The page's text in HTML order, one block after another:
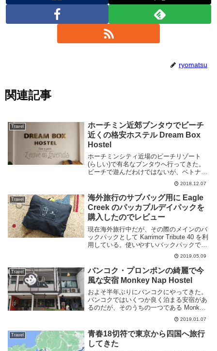
ryomatsu
関連記事
Travel
ホーチミン近郊ブンタウでビーチ
近くの格安ホステル Dream Box
Hostel
ホーチミンシティ近場のビーチリゾート
(らしい)で有名なブンタウへ行ってきた。
ビーチで遊んだわけではないが、ベトナム
の地方都市という感じでのんびりとした雰
囲気の良いところだ。ブンタウ滞在時には
Dream Box Hostel という格安ホス...
2018.12.07
Travel
海外旅行のサブバッグ用に Eagle
Creek のパッカブルデイパックを
購入したのでレビュー
現在海外旅行中だが、その際のメインのバ
ックパックとして Karrimor Tribute 40 を利
用している。使いやすいバックパックでは
あるが観光中などで常に背負うには大きす
ぎるので、サブバッグとして以下の Eagle
Creek パッカ...
2019.05.09
Travel
バンコク・プロンポンの綺麗で今
風な安宿 Monkey Nap Hostel
およそ半年ぶりにバンコクにやってきた。
バンコクではいくつか良く泊まる安宿があ
るのだが、そのうちの一つである Monkey
Nap Hostel を紹介しよう。BTS プロンポ
ン駅から徒歩5分程度歩いたところにあ
る。大通りから一本中に入ったと...
2019.01.07
Travel
青春18切符で東京から四国へ旅行
してきた